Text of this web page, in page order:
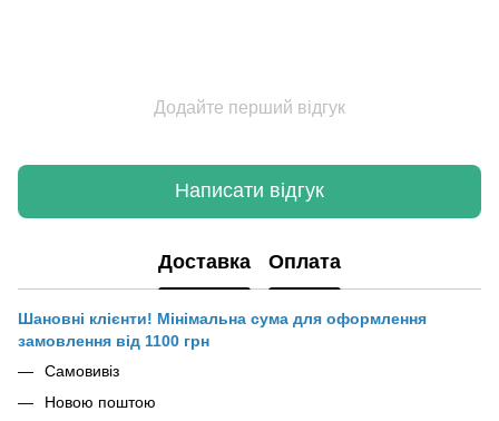
Додайте перший відгук
Написати відгук
Доставка Оплата
Шановні клієнти! Мінімальна сума для оформлення
замовлення від 1100 грн
Самовивіз
Новою поштою